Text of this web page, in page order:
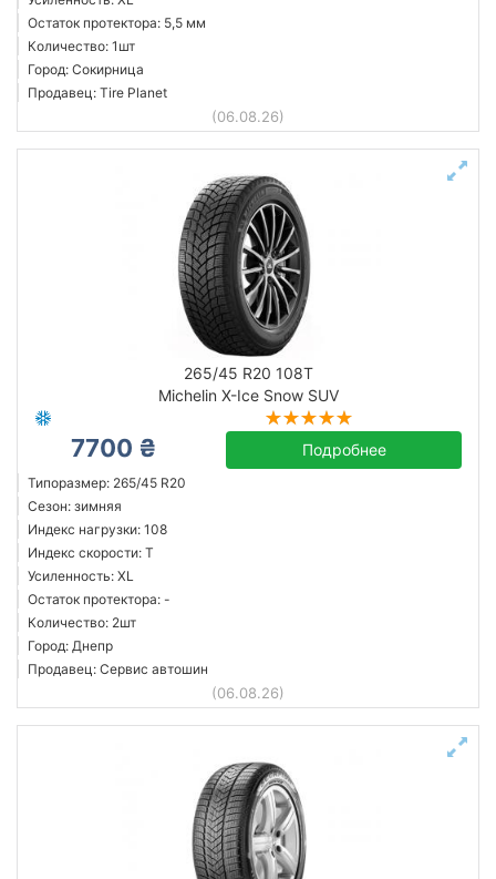
Остаток протектора: 5,5 мм
Количество: 1шт
Город: Сокирница
Продавец: Tire Planet
(06.08.26)
265/45 R20 108T
Michelin X-Ice Snow SUV
7700 ₴ Подробнее
Типоразмер: 265/45 R20
Сезон: зимняя
Индекс нагрузки: 108
Индекс скорости: T
Усиленность: XL
Остаток протектора: -
Количество: 2шт
Город: Днепр
Продавец: Сервис автошин
(06.08.26)